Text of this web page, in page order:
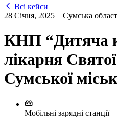
Всі кейси
28 Січня, 2025
Сумська
КНП “Дитяча
лікарня
Сумської
Мобільні зарядні станції